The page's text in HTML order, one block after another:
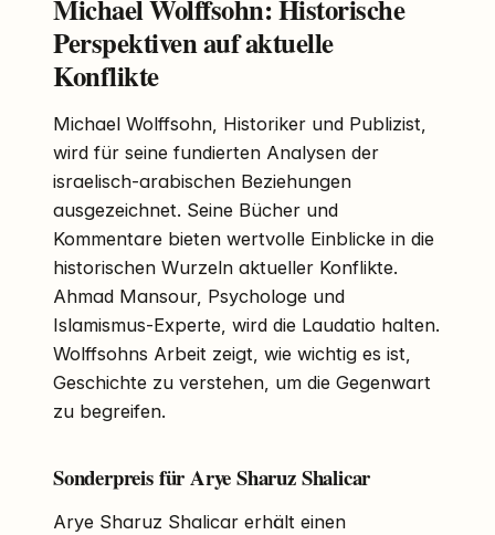
Michael Wolffsohn: Historische
Perspektiven auf aktuelle
Konflikte
Michael Wolffsohn, Historiker und Publizist,
wird für seine fundierten Analysen der
israelisch-arabischen Beziehungen
ausgezeichnet. Seine Bücher und
Kommentare bieten wertvolle Einblicke in die
historischen Wurzeln aktueller Konflikte.
Ahmad Mansour, Psychologe und
Islamismus-Experte, wird die Laudatio halten.
Wolffsohns Arbeit zeigt, wie wichtig es ist,
Geschichte zu verstehen, um die Gegenwart
zu begreifen.
Sonderpreis für Arye Sharuz Shalicar
Arye Sharuz Shalicar erhält einen